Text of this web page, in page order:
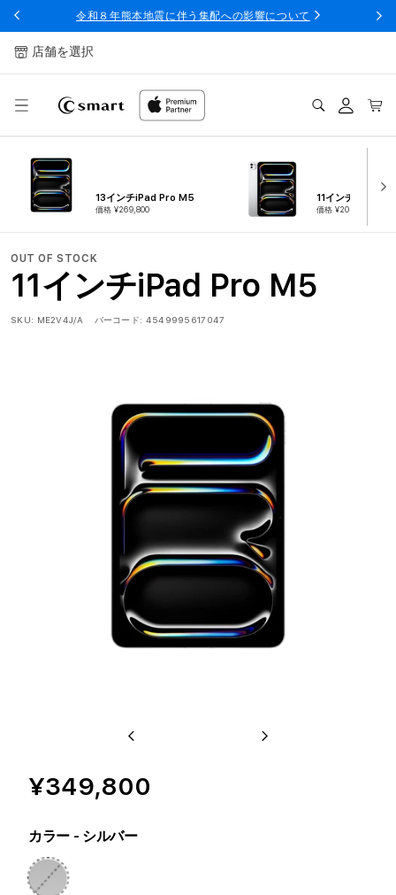
プ
令和８年熊本地震に伴う集配への影響について
店舗を選択
イン
ト
13インチiPad Pro M5
価格 ¥269,800
11インチiPad
価格 ¥209,800
OUT OF STOCK
11インチiPad Pro M5
SKU: ME2V4J/A バーコード: 4549995617047
Previous Next
¥349,800
カラー - シルバー